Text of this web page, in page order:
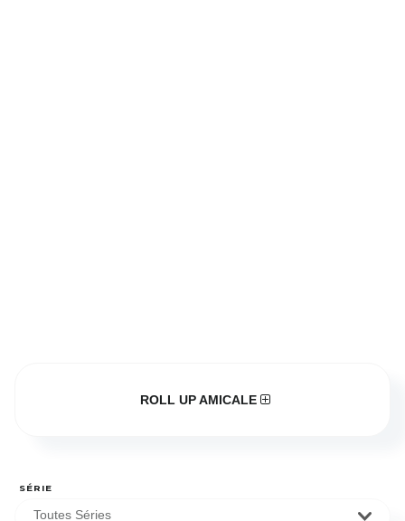
ROLL UP AMICALE
SÉRIE
Toutes Séries